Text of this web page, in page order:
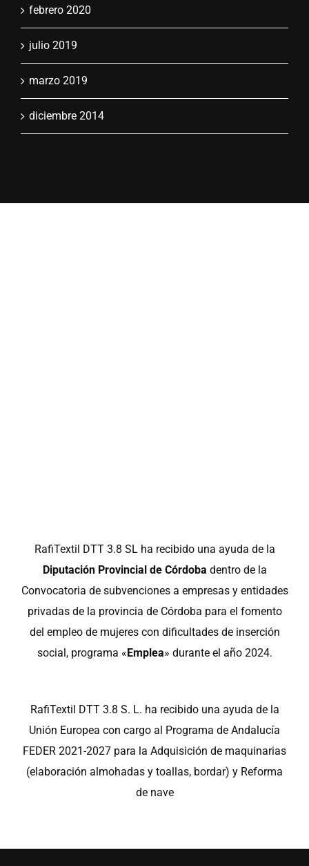
febrero 2020
julio 2019
marzo 2019
diciembre 2014
RafiTextil DTT 3.8 SL ha recibido una ayuda de la
Diputación Provincial de Córdoba dentro de la
Convocatoria de subvenciones a empresas y entidades
privadas de la provincia de Córdoba para el fomento
del empleo de mujeres con dificultades de inserción
social, programa «Emplea» durante el año 2024.
RafiTextil DTT 3.8 S. L. ha recibido una ayuda de la
Unión Europea con cargo al Programa de Andalucía
FEDER 2021-2027 para la Adquisición de maquinarias
(elaboración almohadas y toallas, bordar) y Reforma
de nave